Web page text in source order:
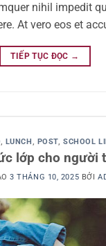
nihil impedit
At vero eos et
TIẾP TỤC ĐỌC →
, LUNCH , POST,SCHOOL
lớp cho người
3 THÁNG 10, 2025 BỞI